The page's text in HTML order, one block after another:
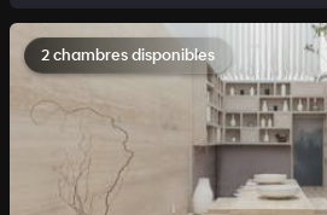
2 chambres disponibles